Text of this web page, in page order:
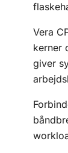
Vera
kerner
giver